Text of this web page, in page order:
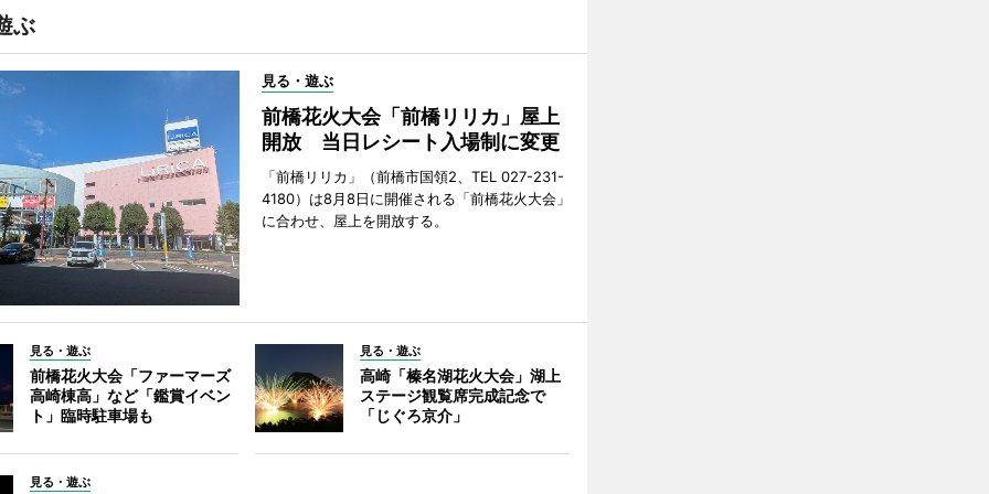
ぶ
見る・遊ぶ
前橋花火大会「前橋リリカ」屋上
開放 当日レシート入場制に変更
「前橋リリカ」（前橋市国領2、TEL 027-231-
4180）は8月8日に開催される「前橋花火大会」
に合わせ、屋上を開放する。
見る・遊ぶ
前橋花火大会「ファーマーズ
高崎棟高」など「鑑賞イベン
ト」臨時駐車場も
見る・遊ぶ
高崎「榛名湖花火大会」湖上
ステージ観覧席完成記念で
「じぐろ京介」
見る・遊ぶ